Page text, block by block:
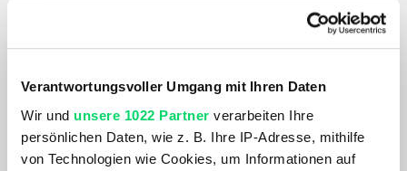
Verantwortungsvoller Umgang mit Ihren Daten
Wir und unsere 1022 Partner verarbeiten Ihre
persönlichen Daten, wie z. B. Ihre IP-Adresse, mithilfe
von Technologien wie Cookies, um Informationen auf
Du hast eine Frage?
BESCHREIBUNG